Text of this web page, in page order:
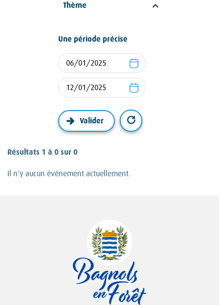
Thème
Une période précise
Résultats 1 à 0 sur 0
Il n'y aucun événement actuellement.